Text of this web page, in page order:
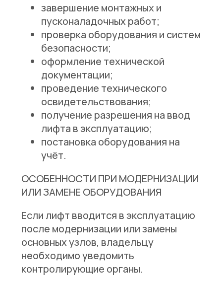
завершение монтажных и
пусконаладочных работ;
проверка оборудования и систем
безопасности;
оформление технической
документации;
проведение технического
освидетельствования;
получение разрешения на ввод
лифта в эксплуатацию;
постановка оборудования на
учёт.
ОСОБЕННОСТИ ПРИ МОДЕРНИЗАЦИИ
ИЛИ ЗАМЕНЕ ОБОРУДОВАНИЯ
Если лифт вводится в эксплуатацию
после модернизации или замены
основных узлов, владельцу
необходимо уведомить
контролирующие органы.